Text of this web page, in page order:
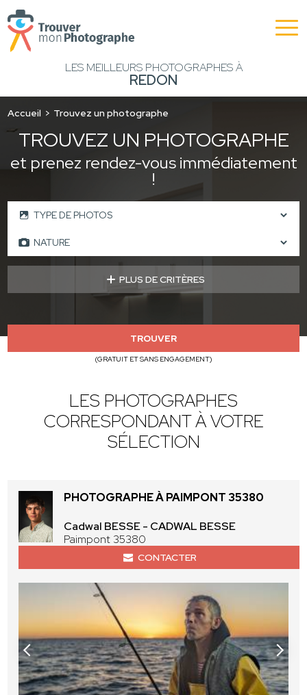
LES MEILLEURS PHOTOGRAPHES À
REDON
Accueil Trouvez un photographe
TROUVEZ UN PHOTOGRAPHE
et prenez rendez-vous immédiatement
!
PLUS DE CRITÈRES
TROUVER
(GRATUIT ET SANS ENGAGEMENT)
LES PHOTOGRAPHES
CORRESPONDANT À VOTRE
SÉLECTION
PHOTOGRAPHE À PAIMPONT 35380
Cadwal BESSE - CADWAL BESSE
Paimpont 35380
CONTACTER